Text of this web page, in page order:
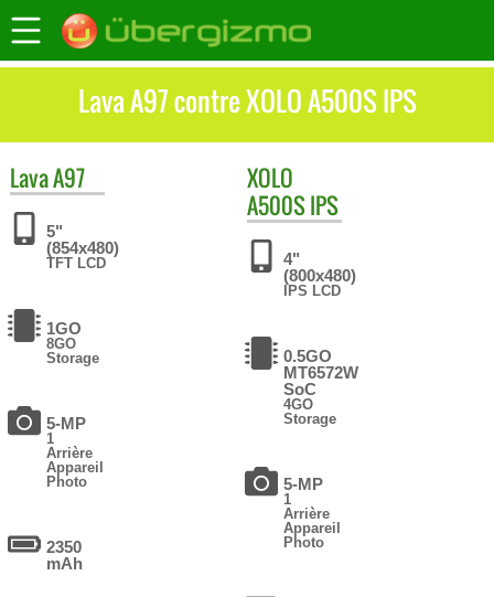
Lava A97 contre XOLO A500S IPS
LavaA97
5"
(854x480)
TFT LCD
1GO
8GO
Storage
5-MP
1
Arrière
Appareil
Photo
2350
mAh
XOLO
A500S IPS
4"
(800x480)
IPS LCD
0.5GO
MT6572W
SoC
4GO
Storage
5-MP
1
Arrière
Appareil
Photo